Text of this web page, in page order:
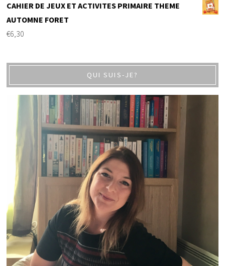
CAHIER DE JEUX ET ACTIVITES PRIMAIRE THEME
AUTOMNE FORET
€6,30
QUI SUIS-JE?